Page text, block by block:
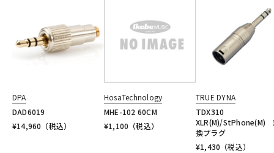
DPA
DAD6019
¥14,960 （税込）
HosaTechnology
MHE-102 60CM
¥1,100 （税込）
TRUE DYNA
TDX310
XLR(M)/StPhone(M)
換プラグ
¥1,430 （税込）